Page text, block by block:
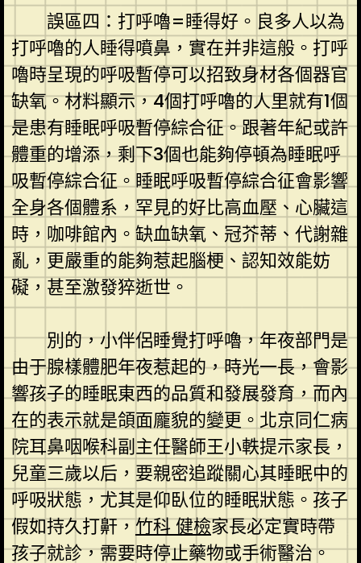
誤區四：打呼嚕=睡得好。良多人以為
打呼嚕的人睡得噴鼻，實在并非這般。打呼
嚕時呈現的呼吸暫停可以招致身材各個器官
缺氧。材料顯示，4個打呼嚕的人里就有1個
是患有睡眠呼吸暫停綜合征。跟著年紀或許
體重的增添，剩下3個也能夠停頓為睡眠呼
吸暫停綜合征。睡眠呼吸暫停綜合征會影響
全身各個體系，罕見的好比高血壓、心臟這
時，咖啡館內。缺血缺氧、冠芥蒂、代謝雜
亂，更嚴重的能夠惹起腦梗、認知效能妨
礙，甚至激發猝逝世。
別的，小伴侶睡覺打呼嚕，年夜部門是
由于腺樣體肥年夜惹起的，時光一長，會影
響孩子的睡眠東西的品質和發展發育，而內
在的表示就是頜面龐貌的變更。北京同仁病
院耳鼻咽喉科副主任醫師王小軼提示家長，
兒童三歲以后，要親密追蹤關心其睡眠中的
呼吸狀態，尤其是仰臥位的睡眠狀態。孩子
假如持久打鼾，竹科 健檢家長必定實時帶
孩子就診，需要時停止藥物或手術醫治。